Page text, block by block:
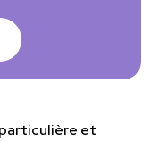
et